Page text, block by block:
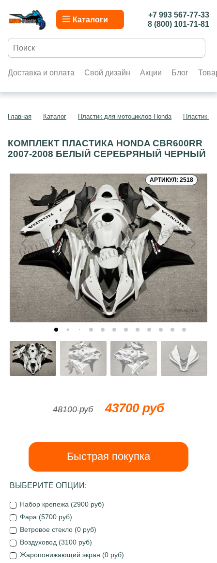
Каталоги
+7 993 567-77-33
8 (800) 101-71-81
Доставка и оплата Свой дизайн Акции Блог
Главная Каталог Пластик для мотоциклов Honda Пластик
КОМПЛЕКТ ПЛАСТИКА HONDA CBR600RR
2007-2008 БЕЛЫЙ СЕРЕБРЯНЫЙ ЧЕРНЫЙ
АРТИКУЛ: 2518
48100 руб 43700 руб
Быстрая покупка
ВЫБЕРИТЕ ОПЦИИ:
Набор крепежа (2900 руб)
Фара (5700 руб)
Ветровое стекло (0 руб)
Воздуховод (3100 руб)
Жаропонижающий экран (0 руб)